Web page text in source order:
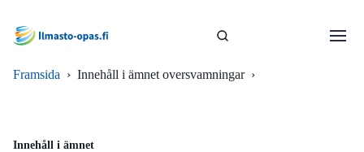
Framsida › Innehåll i ämnet oversvamningar ›
Innehåll i ämnet